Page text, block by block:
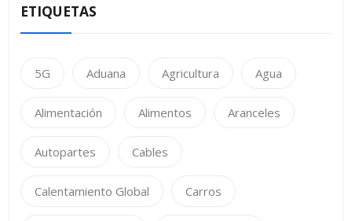
ETIQUETAS
5G Aduana Agricultura Agua
Alimentación Alimentos Aranceles
Autopartes Cables
Calentamiento Global Carros